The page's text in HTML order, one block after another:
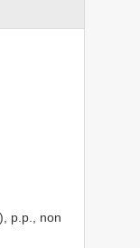
p.p., non